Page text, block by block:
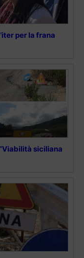
per la frana
siciliana